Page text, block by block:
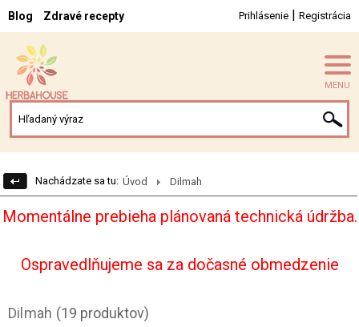
Blog Zdravé recepty Prihlásenie | Registrácia
MENU
Nachádzate sa tu: Úvod Dilmah
Momentálne prebieha plánovaná technická údržba.
Ospravedlňujeme sa za dočasné obmedzenie
Dilmah (19 produktov)